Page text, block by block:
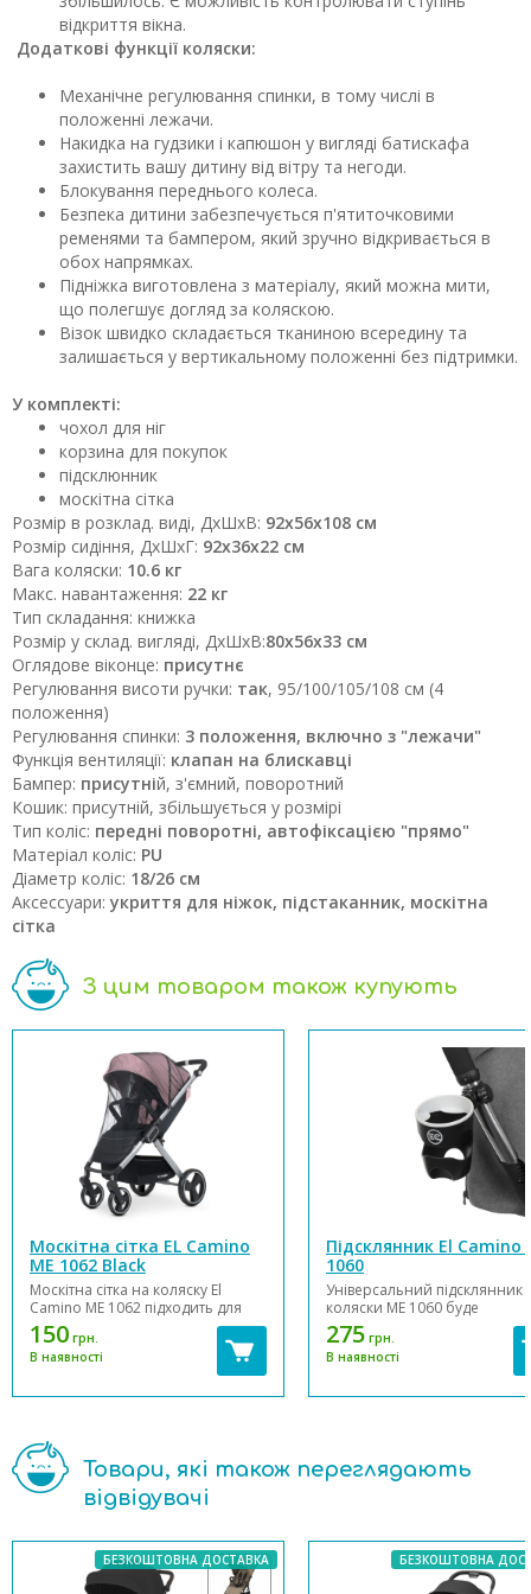
відкриття вікна.
Додаткові функції коляски:
Механічне регулювання спинки, в тому числі в
положенні лежачи.
Накидка на гудзики і капюшон у вигляді батискафа
захистить вашу дитину від вітру та негоди.
Блокування переднього колеса.
Безпека дитини забезпечується п'ятиточковими
ременями та бампером, який зручно відкривається в
обох напрямках.
Підніжка виготовлена ​​з матеріалу, який можна мити,
що полегшує догляд за коляскою.
Візок швидко складається тканиною всередину та
залишається у вертикальному положенні без підтримки.
У комплекті:
чохол для ніг
корзина для покупок
підсклюнник
москітна сітка
Розмiр в розклад. видi, ДхШхВ: 92x56х108 см
Розмір сидіння, ДхШхГ: 92х36х22 см
Вага коляски: 10.6 кг
Макс. навантаження: 22 кг
Тип складання: книжка
Розмір у склад. вигляді, ДхШхВ:80х56х33 см
Оглядове віконце: присутнє
Регулювання висоти ручки: так, 95/100/105/108 см (4
положення)
Регулювання спинки: 3 положення, включно з "лежачи"
Функція вентиляції: клапан на блискавці
Бампер: присутній, з'ємний, поворотний
Кошик: присутній, збільшується у розмірі
Тип коліс: передні поворотні, автофіксацією "прямо"
Матерiал колiс: PU
Діаметр колiс: 18/26 см
Аксессуари: укриття для ніжок, підстаканник, москітна
сітка
З цим товаром також купують
Москітна сітка EL Camino
ME 1062 Black
Москітна сітка на коляску El
Camino ME 1062 підходить для
більшості дитячих візків усіх
типів. Легко одягається як на
люльку, так і на прогулянковий
блок або тростину. Москітна
сітка на коляску - необхідний
150 грн.
В наявності
Підсклянник El Camino
1060
Універсальний підсклянник
коляски ME 1060 буде
незамінним аксесуаром
упродовж усієї Вашої
прогулянки. Підсклянник
змогу швидко звільнити
дбайливої мами від
275 грн.
В наявності
Товари, які також переглядають
відвідувачі
БЕЗКОШТОВНА ДОСТАВКА БЕЗКОШТОВНА